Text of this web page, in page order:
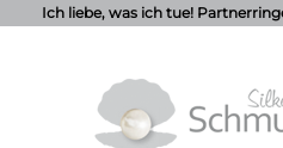
Ich liebe, was ich tue!